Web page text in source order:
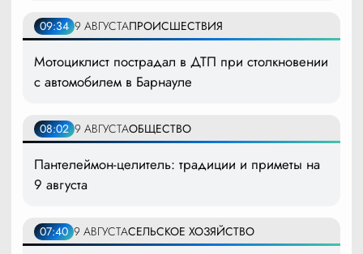
09:34 9 АВГУСТАПРОИСШЕСТВИЯ
Мотоциклист пострадал в ДТП при столкновении
с автомобилем в Барнауле
08:02 9 АВГУСТАОБЩЕСТВО
Пантелеймон-целитель: традиции и приметы на
9 августа
07:40 9 АВГУСТАСЕЛЬСКОЕ ХОЗЯЙСТВО